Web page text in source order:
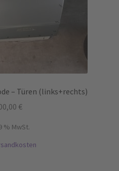
– Türen (links+rechts)
€
% MwSt.